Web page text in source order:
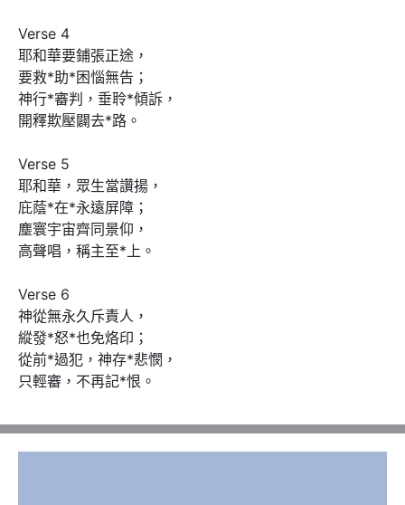
Verse 4
耶和華要鋪張正途，
要救*助*困惱無告；
神行*審判，垂聆*傾訴，
開釋欺壓闢去*路。
Verse 5
耶和華，眾生當讚揚，
庇蔭*在*永遠屏障；
塵寰宇宙齊同景仰，
高聲唱，稱主至*上。
Verse 6
神從無永久斥責人，
縱發*怒*也免烙印；
從前*過犯，神存*悲憫，
只輕審，不再記*恨。